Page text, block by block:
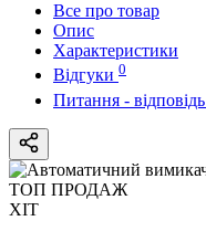
Все про товар
Опис
Характеристики
Відгуки 0
Питання - відповідь
ТОП ПРОДАЖ
ХІТ